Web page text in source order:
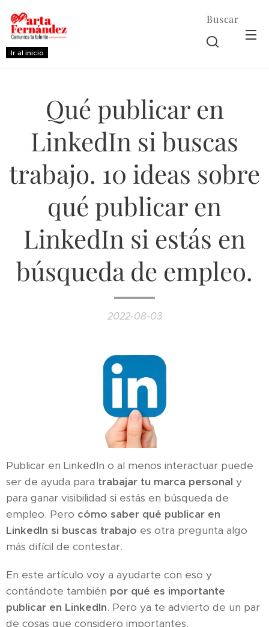
Ir al inicio
Buscar
Qué publicar en
LinkedIn si buscas
trabajo. 10 ideas sobre
qué publicar en
LinkedIn si estás en
búsqueda de empleo.
2022-08-03
Publicar en LinkedIn o al menos interactuar puede
ser de ayuda para trabajar tu marca personal y
para ganar visibilidad si estás en búsqueda de
empleo. Pero cómo saber qué publicar en
LinkedIn si buscas trabajo es otra pregunta algo
más difícil de contestar.
En este artículo voy a ayudarte con eso y
contándote también por qué es importante
publicar en LinkedIn. Pero ya te advierto de un par
de cosas que considero importantes.